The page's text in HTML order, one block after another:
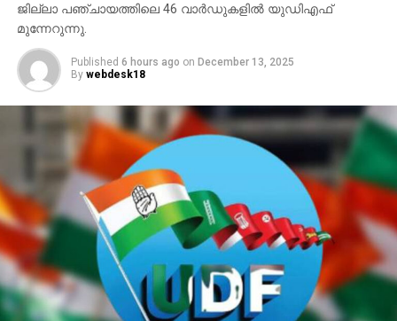
ജില്ലാ പഞ്ചായത്തിലെ 46 വാര്‍ഡുകളില്‍ യുഡിഎഫ്
മുന്നേറുന്നു.
Published 6 hours ago on December 13, 2025
By webdesk18